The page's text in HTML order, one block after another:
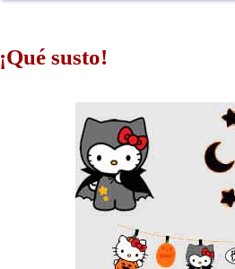
¡Qué susto!